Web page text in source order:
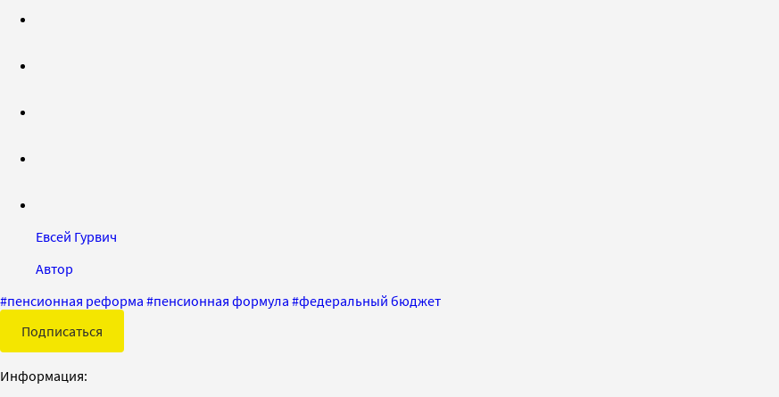
Евсей Гурвич
Автор
#пенсионная реформа #пенсионная формула #федеральный бюджет
Подписаться
Информация: